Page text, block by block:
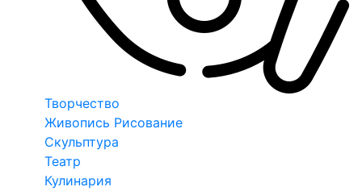
Творчество
Живопись Рисование
Скульптура
Театр
Кулинария